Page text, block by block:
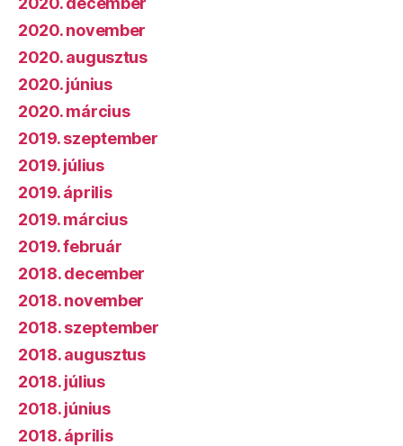
2020. november
2020. augusztus
2020. június
2020. március
2019. szeptember
2019. július
2019. április
2019. március
2019. február
2018. december
2018. november
2018. szeptember
2018. augusztus
2018. július
2018. június
2018. április